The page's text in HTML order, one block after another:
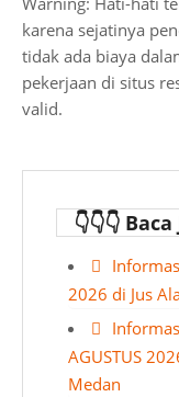
karena sejatinya
tidak ada biaya
pekerjaan di situs
valid.
👇👇👇
2026 di Jus
AGUSTUS
Medan